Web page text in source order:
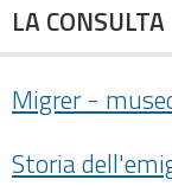
LA CONSULTA
Migrer -
Storia